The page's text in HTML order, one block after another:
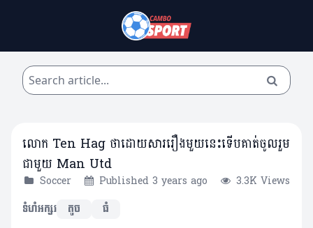
លោក Ten Hag ថាដោយសាររឿងមួយនេះទើបគាត់ចូលរួម
ជាមួយ Man Utd
Soccer Published 3 years ago
3.3K Views
ទំហំអក្សរ
តូច ធំ